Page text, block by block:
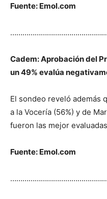
Fuente: Emol.com
Cadem: Aprobación del
un 49% evalúa
El sondeo reveló además
a la Vocería (56%) y de
fueron las mejor
Fuente: Emol.com